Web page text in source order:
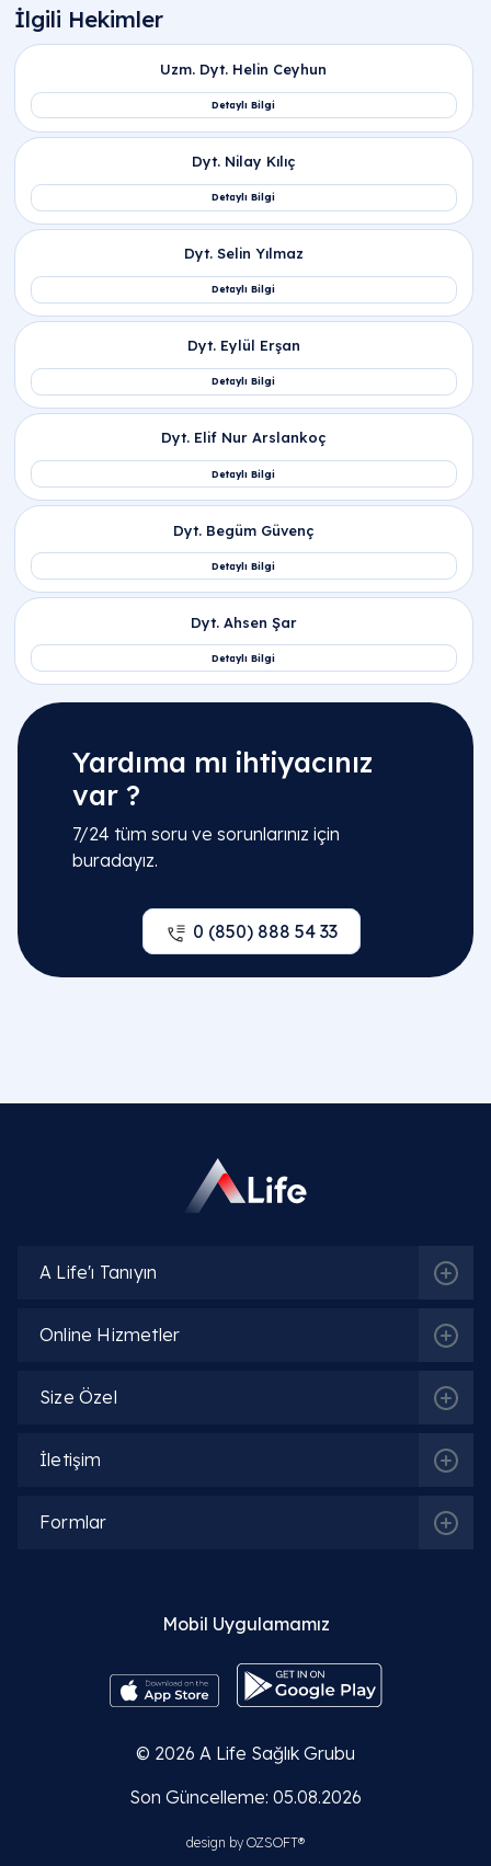
İlgili Bölümler
Beslenme ve Diyet | Diyetisyen
Uzm. Dyt. Helin Ceyhun
Detaylı Bilgi
Yardıma mı ihtiyacınız
var ?
7/24 tüm soru ve sorunlarınız için
buradayız.
0 (850) 888 54 33
A Life'ı Tanıyın
Online Hizmetler
Size Özel
İletişim
Formlar
Mobil Uygulamamız
© 2026 A Life Sağlık Grubu
Son Güncelleme: 05.08.2026
design by OZSOFT®